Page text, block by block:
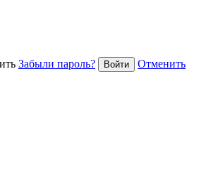
Забыли пароль?
Отменить